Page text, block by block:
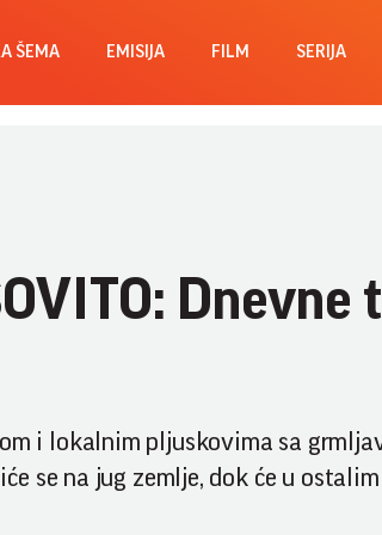
ŠEMA EMISIJA FILM SERIJA
Dnevne
i lokalnim pljuskovima sa
se na jug zemlje, dok će u